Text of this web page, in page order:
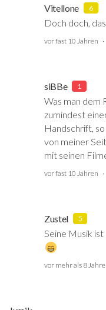
Vitellone 6
Doch doch,
vor fast 10 Jahren
siBBe 1
Was man dem
zumindest
Handschrift,
von meiner
mit seinen
vor fast 10 Jahren
Zustel 5
Seine Musik ist
vor mehr als 8